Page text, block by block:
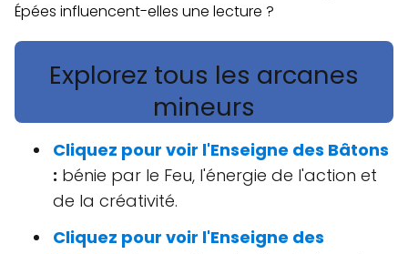
Épées influencent-elles une lecture ?
Explorez tous les arcanes
mineurs
Cliquez pour voir l'Enseigne des Bâtons
: bénie par le Feu, l'énergie de l'action et
de la créativité.
Cliquez pour voir l'Enseigne des